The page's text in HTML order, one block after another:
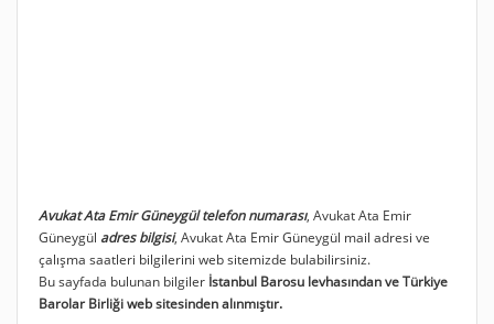
Avukat Ata Emir Güneygül telefon numarası, Avukat Ata Emir
Güneygül adres bilgisi, Avukat Ata Emir Güneygül mail adresi ve
çalışma saatleri bilgilerini web sitemizde bulabilirsiniz.
Bu sayfada bulunan bilgiler İstanbul Barosu levhasından ve Türkiye
Barolar Birliği web sitesinden alınmıştır.